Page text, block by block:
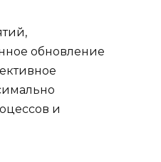
обновление
и